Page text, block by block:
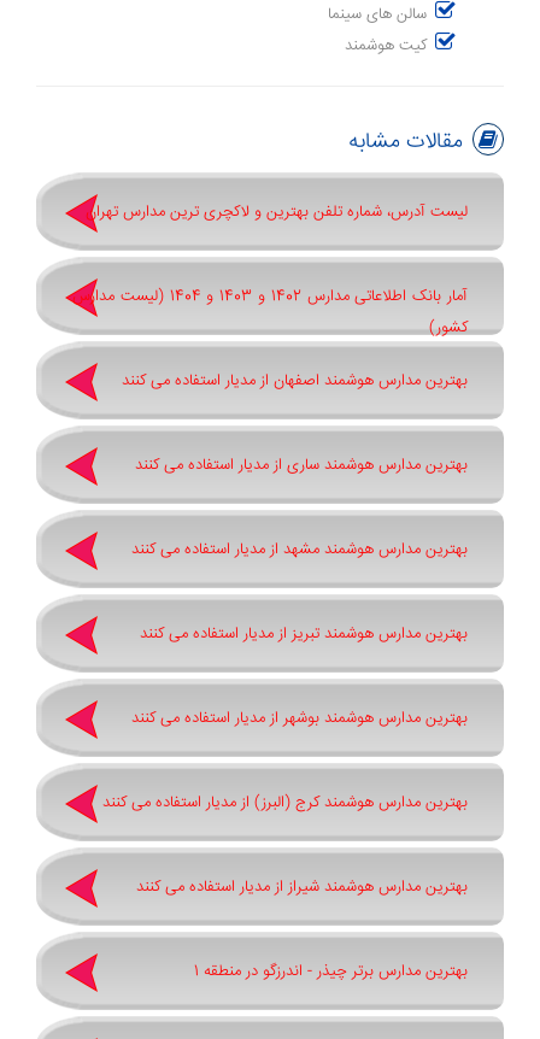
سالن های سینما
کیت هوشمند
مقالات مشابه
لیست آدرس، شماره تلفن بهترین و لاکچری ترین مدارس تهران
آمار بانک اطلاعاتی مدارس 1402 و 1403 و 1404 (لیست مدارس
کشور)
بهترین مدارس هوشمند اصفهان از مدیار استفاده می کنند
بهترین مدارس هوشمند ساری از مدیار استفاده می کنند
بهترین مدارس هوشمند مشهد از مدیار استفاده می کنند
بهترین مدارس هوشمند تبریز از مدیار استفاده می کنند
بهترین مدارس هوشمند بوشهر از مدیار استفاده می کنند
بهترین مدارس هوشمند کرج (البرز) از مدیار استفاده می کنند
بهترین مدارس هوشمند شیراز از مدیار استفاده می کنند
بهترین مدارس برتر چیذر - اندرزگو در منطقه 1